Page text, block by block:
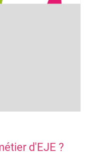
d'EJE ?